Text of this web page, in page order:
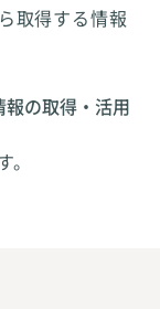
取得する情報
の取得・活用